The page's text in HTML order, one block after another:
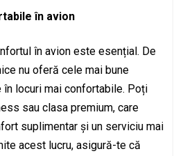
în avion
în avion este esențial. De
nu oferă cele mai bune
locuri mai confortabile. Poți
sau clasa premium, care
suplimentar și un serviciu mai
acest lucru, asigură-te că